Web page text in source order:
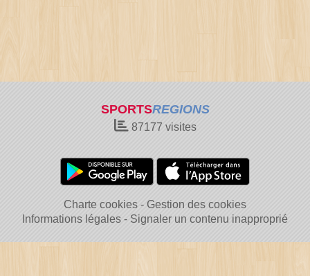
SPORTSREGIONS
87177 visites
Charte cookies
Gestion des cookies
Informations légales
Signaler un contenu inapproprié